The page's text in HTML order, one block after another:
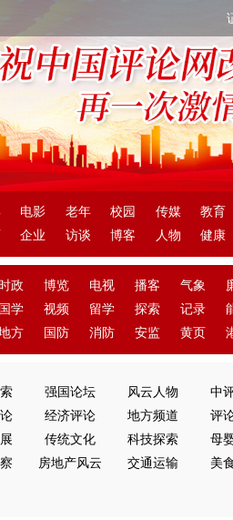
电影 老年 校园 传媒 教育
企业 访谈 博客 人物 健康
时政 博览 电视 播客 气象
国学 视频 留学 探索 记录
方 国防 消防 安监 黄页
强国论坛 风云人物 中
经济评论 地方频道 评
传统文化 科技探索 母
房地产风云 交通运输 美